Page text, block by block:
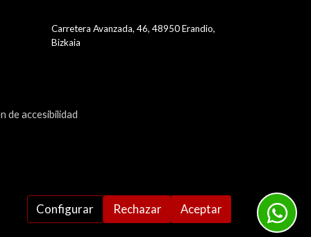
Carretera Avanzada, 46, 48950 Erandio,
Bizkaia
de accesibilidad
Configurar Rechazar Aceptar